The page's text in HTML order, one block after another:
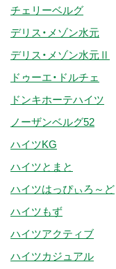
チェリーベルグ
デリス・メゾン水元
デリス・メゾン水元Ⅱ
ドゥーエ・ドルチェ
ドンキホーテハイツ
ノーザンベルグ52
ハイツKG
ハイツとまと
ハイツはっぴぃろ～ど
ハイツもず
ハイツアクティブ
ハイツカジュアル